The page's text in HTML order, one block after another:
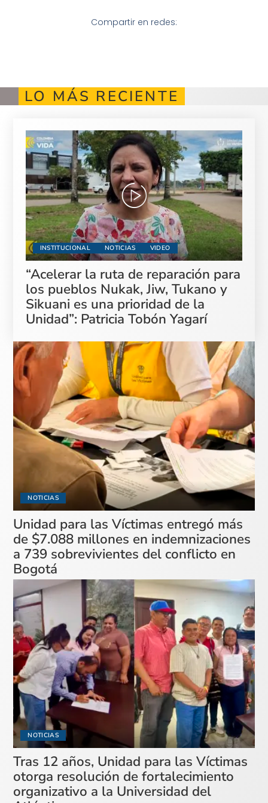
Compartir en redes:
LO MÁS RECIENTE
INSTITUCIONAL NOTICIAS VIDEO
“Acelerar la ruta de reparación para
los pueblos Nukak, Jiw, Tukano y
Sikuani es una prioridad de la
Unidad”: Patricia Tobón Yagarí
NOTICIAS
Unidad para las Víctimas entregó más
de $7.088 millones en indemnizaciones
a 739 sobrevivientes del conflicto en
Bogotá
NOTICIAS
Tras 12 años, Unidad para las Víctimas
otorga resolución de fortalecimiento
organizativo a la Universidad del